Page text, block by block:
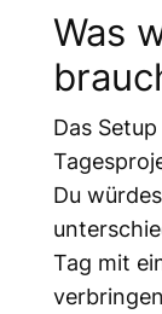
Was
Das
Du
Tag mit